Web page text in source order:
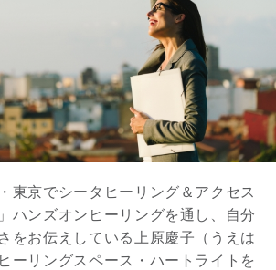
東京でシータヒーリング＆アクセス
ハンズオンヒーリングを通し、自分
をお伝えしている上原慶子（うえは
ーリングスペース・ハートライトを